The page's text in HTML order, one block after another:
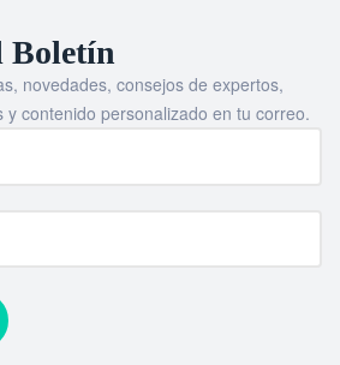
Boletín
novedades, consejos de expertos,
y contenido personalizado en tu correo.